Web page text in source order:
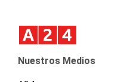
Nuestros Medios